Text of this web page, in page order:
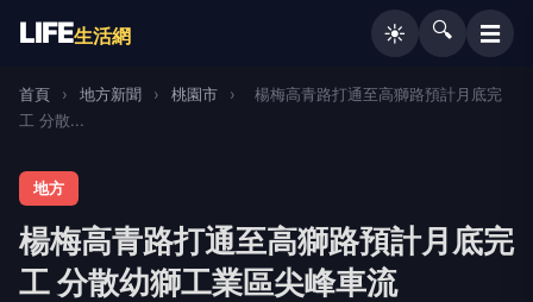
LIFE生活網 ☀️ 🔍 ☰
首頁 › 地方新聞 › 桃園市 ›
楊梅高青路打通至高獅路預計月底完
工 分散...
地方
楊梅高青路打通至高獅路預計月底完
工 分散幼獅工業區尖峰車流